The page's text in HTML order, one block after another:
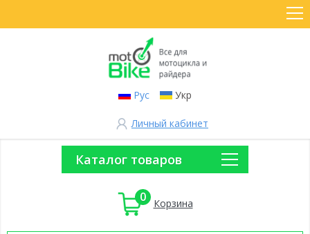
Рус Укр
Личный кабинет
Каталог товаров
0 Корзина